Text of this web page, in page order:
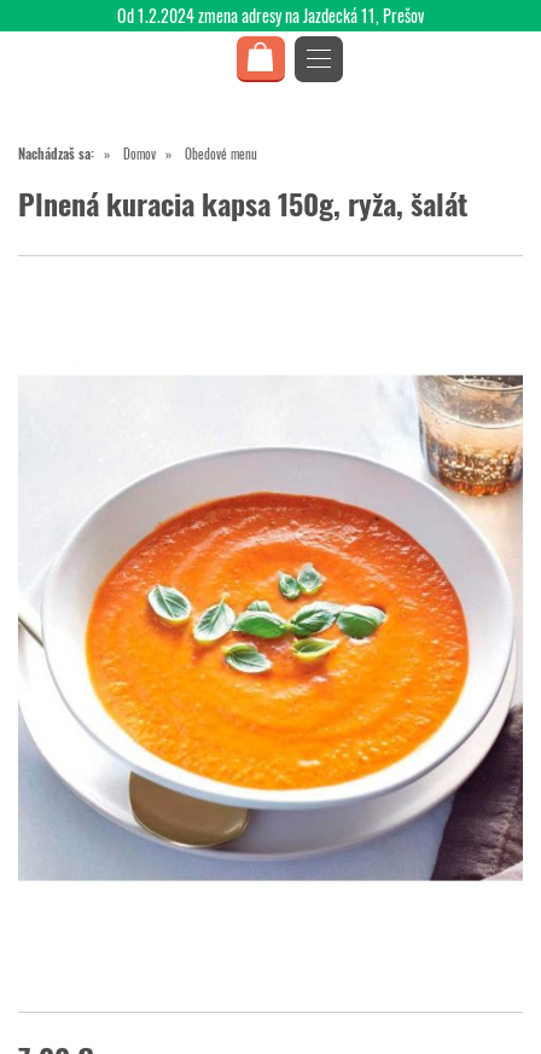
Nachádzaš sa: Domov Obedové menu
Plnená kuracia kapsa 150g, ryža, šalát
Od 1.2.2024 zmena adresy na Jazdecká 11, Prešov